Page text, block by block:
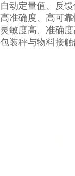
定量值、反馈
确度、高可靠
度高、准确度
秤与物料接触